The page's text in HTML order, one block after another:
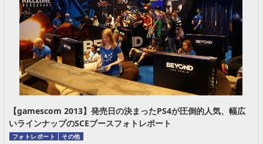
【gamescom 2013】発売日の決まったPS4が圧倒的人気、幅広
いラインナップのSCEブースフォトレポート
フォトレポート その他